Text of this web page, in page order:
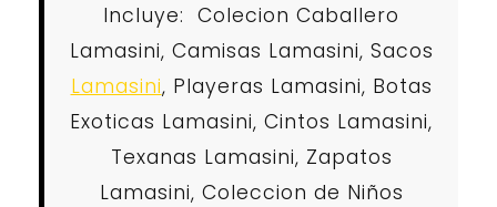
Incluye: Colecion Caballero
Lamasini, Camisas Lamasini, Sacos
Lamasini, Playeras Lamasini, Botas
Exoticas Lamasini, Cintos Lamasini,
Texanas Lamasini, Zapatos
Lamasini, Coleccion de Niños